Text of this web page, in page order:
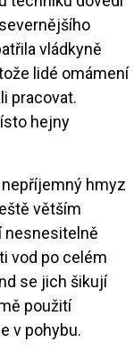
vládkyně
lidé omámení
pracovat.
hejny
hmyz
větším
nesnesitelně
vod po celém
se jich šikují
použití
v pohybu.